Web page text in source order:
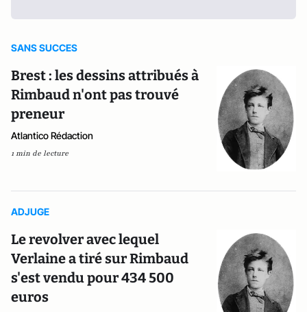
SANS SUCCES
Brest : les dessins attribués à
Rimbaud n'ont pas trouvé
preneur
Atlantico Rédaction
1 min de lecture
ADJUGE
Le revolver avec lequel
Verlaine a tiré sur Rimbaud
s'est vendu pour 434 500
euros